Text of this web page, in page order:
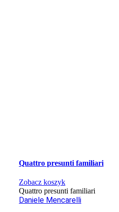
Quattro presunti familiari
Zobacz koszyk
Quattro presunti familiari
Daniele Mencarelli